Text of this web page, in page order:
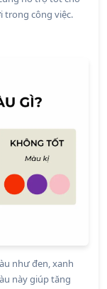
trong công việc.
như đen, xanh
này giúp tăng